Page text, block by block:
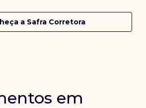
a Safra Corretora
em